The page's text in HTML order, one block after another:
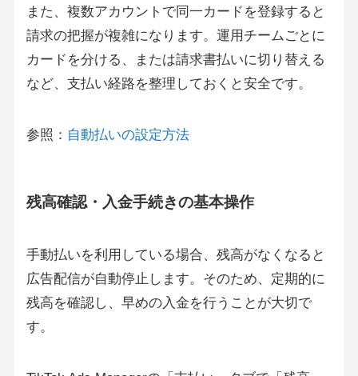
また、複数アカウントで同一カードを登録すると
請求の把握が複雑になります。運用チームごとに
カードを分ける、または請求書払いに切り替える
など、支払い経路を整理しておくと安全です。
参照： 自動払いの設定方法
残高確認・入金手続きの基本操作
手動払いを利用している場合、残高がなくなると
広告配信が自動停止します。そのため、定期的に
残高を確認し、早めの入金を行うことが大切で
す。